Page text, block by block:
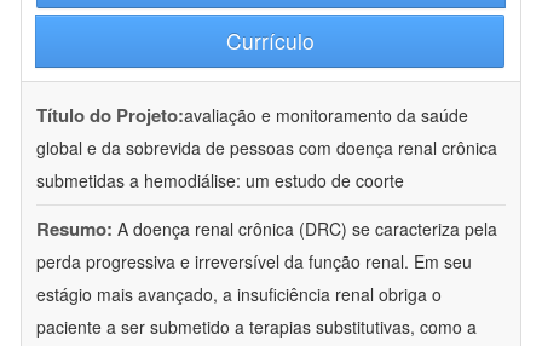
Currículo
Título do Projeto:avaliação e monitoramento da saúde
global e da sobrevida de pessoas com doença renal crônica
submetidas a hemodiálise: um estudo de coorte
Resumo: A doença renal crônica (DRC) se caracteriza pela
perda progressiva e irreversível da função renal. Em seu
estágio mais avançado, a insuficiência renal obriga o
paciente a ser submetido a terapias substitutivas, como a